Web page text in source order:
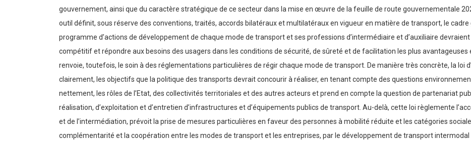
gouvernement, ainsi que du caractère stratégique de ce secteur dans la mise en œuvre de la feuille de route gouvernementale
outil définit, sous réserve des conventions, traités, accords bilatéraux et multilatéraux en vigueur en matière de transport, le
programme d’actions de développement de chaque mode de transport et ses professions d’intermédiaire et d’auxiliaire
compétitif et répondre aux besoins des usagers dans les conditions de sécurité, de sûreté et de facilitation les plus avantageuses
renvoie, toutefois, le soin à des réglementations particulières de régir chaque mode de transport. De manière très concrète, la loi
clairement, les objectifs que la politique des transports devrait concourir à réaliser, en tenant compte des questions
nettement, les rôles de l’Etat, des collectivités territoriales et des autres acteurs et prend en compte la question de partenariat
réalisation, d’exploitation et d’entretien d’infrastructures et d’équipements publics de transport. Au-delà, cette loi règlemente
et de l’intermédiation, prévoit la prise de mesures particulières en faveur des personnes à mobilité réduite et les catégories
complémentarité et la coopération entre les modes de transport et les entreprises, par le développement de transport